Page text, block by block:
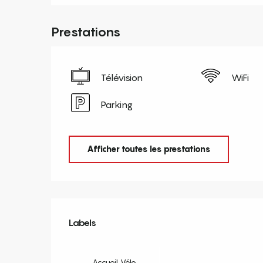
Prestations
Télévision WiFi
Parking
Afficher toutes les prestations
Offres de prestations
Labels
Labels